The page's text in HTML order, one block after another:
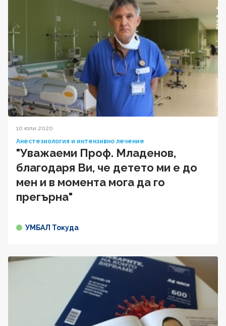
10 юли 2020
Анестезиология и интензивно лечение
"Уважаеми Проф. Младенов,
благодаря Ви, че детето ми е до
мен и в момента мога да го
прегърна"
УМБАЛ Токуда